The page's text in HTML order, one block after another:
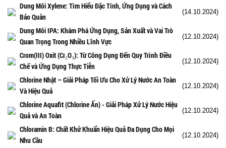
Dung Môi Xylene: Tìm Hiểu Đặc Tính, Ứng Dụng và Cách
Bảo Quản
(14.10.2024)
Dung Môi IPA: Khám Phá Ứng Dụng, Sản Xuất và Vai Trò
Quan Trọng Trong Nhiều Lĩnh Vực
(12.10.2024)
Crom(III) Oxit (Cr₂O₃): Từ Công Dụng Đến Quy Trình Điều
Chế và Ứng Dụng Thực Tiễn
(12.10.2024)
Chlorine Nhật – Giải Pháp Tối Ưu Cho Xử Lý Nước An Toàn
Và Hiệu Quả
(12.10.2024)
Chlorine Aquafit (Chlorine Ấn) - Giải Pháp Xử Lý Nước Hiệu
Quả và An Toàn
(12.10.2024)
Chloramin B: Chất Khử Khuẩn Hiệu Quả Đa Dụng Cho Mọi
Nhu Cầu
(12.10.2024)